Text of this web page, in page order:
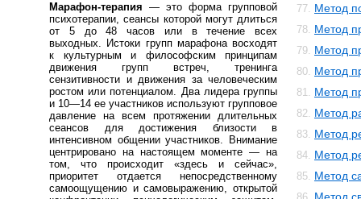
Марафон-терапия — это форма групповой
психотерапии, сеансы которой могут длиться
от 5 до 48 часов или в течение всех
выходных. Истоки групп марафона восходят
к культурным и философским принципам
движения групп встреч, тренинга
сензитивности и движения за человеческим
ростом или потенциалом. Два лидера группы
и 10—14 ее участников используют групповое
давление на всем протяжении длительных
сеансов для достижения близости в
интенсивном общении участников. Внимание
центрировано на настоящем моменте — на
том, что происходит «здесь и сейчас»,
приоритет отдается непосредственному
самоощущению и самовыражению, открытой
77. Метод
78. Метод
79. Метод
80. Метод
81. Метод
82. Метод
83. Метод
84. Метод
85. Метод